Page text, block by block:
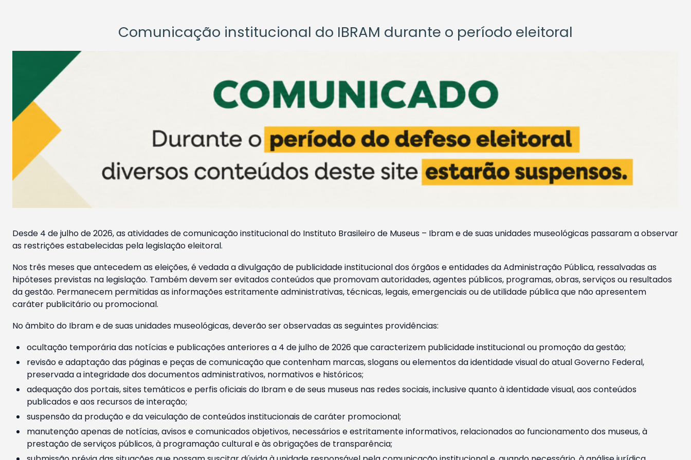
Comunicação institucional do IBRAM durante o período eleitoral
Desde 4 de julho de 2026, as atividades de comunicação institucional do Instituto Brasileiro de Museus – Ibram e de suas unidades museológicas passaram a observar
as restrições estabelecidas pela legislação eleitoral.
Nos três meses que antecedem as eleições, é vedada a divulgação de publicidade institucional dos órgãos e entidades da Administração Pública, ressalvadas as
hipóteses previstas na legislação. Também devem ser evitados conteúdos que promovam autoridades, agentes públicos, programas, obras, serviços ou resultados
da gestão. Permanecem permitidas as informações estritamente administrativas, técnicas, legais, emergenciais ou de utilidade pública que não apresentem
caráter publicitário ou promocional.
No âmbito do Ibram e de suas unidades museológicas, deverão ser observadas as seguintes providências:
ocultação temporária das notícias e publicações anteriores a 4 de julho de 2026 que caracterizem publicidade institucional ou promoção da gestão;
revisão e adaptação das páginas e peças de comunicação que contenham marcas, slogans ou elementos da identidade visual do atual Governo Federal,
preservada a integridade dos documentos administrativos, normativos e históricos;
adequação dos portais, sites temáticos e perfis oficiais do Ibram e de seus museus nas redes sociais, inclusive quanto à identidade visual, aos conteúdos
publicados e aos recursos de interação;
suspensão da produção e da veiculação de conteúdos institucionais de caráter promocional;
manutenção apenas de notícias, avisos e comunicados objetivos, necessários e estritamente informativos, relacionados ao funcionamento dos museus, à
prestação de serviços públicos, à programação cultural e às obrigações de transparência;